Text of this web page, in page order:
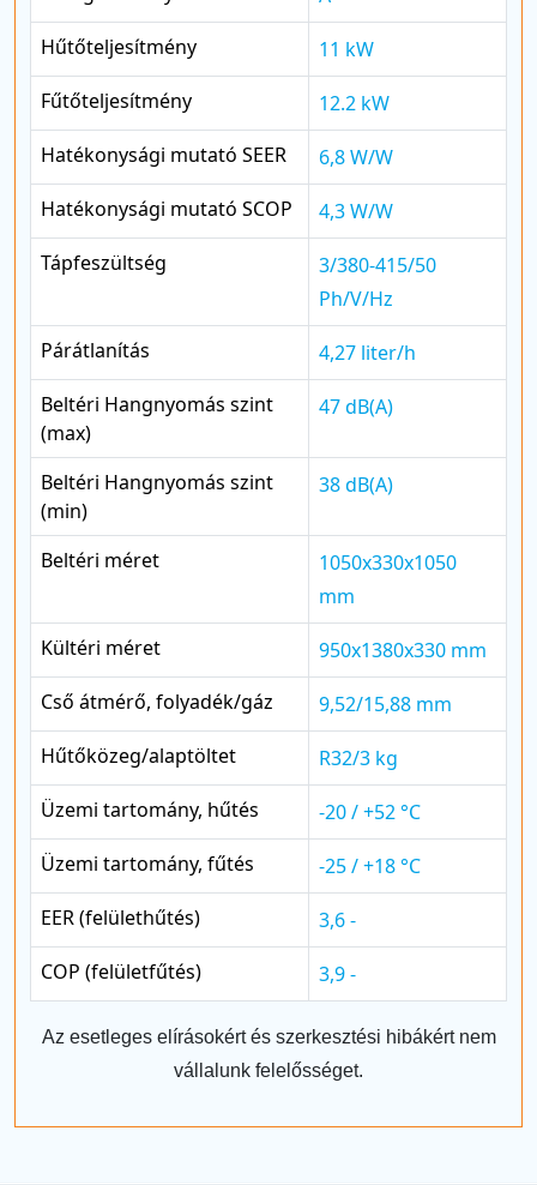
Hűtőteljesítmény
11 kW
Fűtőteljesítmény
12.2 kW
Hatékonysági mutató SEER
6,8 W/W
Hatékonysági mutató SCOP
4,3 W/W
Tápfeszültség
3/380-415/50
Ph/V/Hz
Párátlanítás
4,27 liter/h
Beltéri Hangnyomás szint
(max)
47 dB(A)
Beltéri Hangnyomás szint
(min)
38 dB(A)
Beltéri méret
1050x330x1050
mm
Kültéri méret
950x1380x330 mm
Cső átmérő, folyadék/gáz
9,52/15,88 mm
Hűtőközeg/alaptöltet
R32/3 kg
Üzemi tartomány, hűtés
-20 / +52 °C
Üzemi tartomány, fűtés
-25 / +18 °C
EER (felülethűtés)
3,6 -
COP (felületfűtés)
3,9 -
Az esetleges elírásokért és szerkesztési hibákért nem
vállalunk felelősséget.